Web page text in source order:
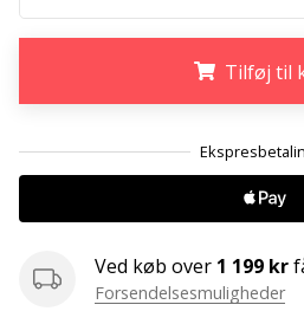
du
dem
Bliv
en
Tilføj til
Ved køb over 1 199 kr
Forsendelsesmuligheder